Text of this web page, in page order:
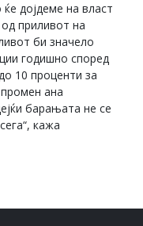
дојдеме на власт
приливот на
би значело
годишно според
10 проценти за
ана
барањата не се
кажа